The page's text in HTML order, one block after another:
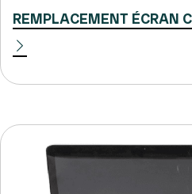
REMPLACEMENT ÉCRAN